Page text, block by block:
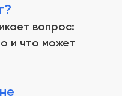
вопрос:
и что может